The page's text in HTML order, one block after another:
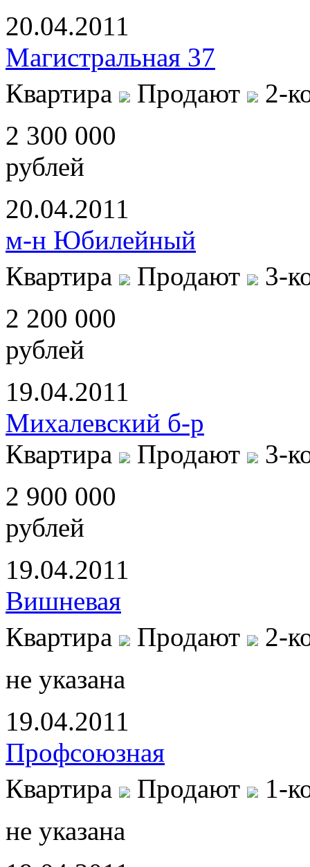
20.04.2011
Магистральная 37
Квартира
Продают
2-
2 300 000
рублей
20.04.2011
м-н Юбилейный
Квартира
Продают
3-
2 200 000
рублей
19.04.2011
Михалевский б-р
Квартира
Продают
3-
2 900 000
рублей
19.04.2011
Вишневая
Квартира
Продают
2-
не указана
19.04.2011
Профсоюзная
Квартира
Продают
1-
не указана